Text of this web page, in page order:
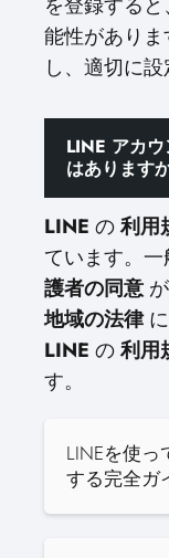
能性がありま
し、適切に
LINE アカ
はあります
LINE の利用
ています。一
護者の同意
地域の法律に
LINE の利用
す。
LINEを使
する完全ガ